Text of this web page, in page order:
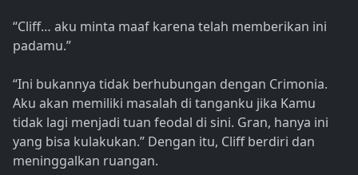
“Cliff… aku minta maaf karena telah memberikan ini
padamu.”
“Ini bukannya tidak berhubungan dengan Crimonia.
Aku akan memiliki masalah di tanganku jika Kamu
tidak lagi menjadi tuan feodal di sini. Gran, hanya ini
yang bisa kulakukan.” Dengan itu, Cliff berdiri dan
meninggalkan ruangan.